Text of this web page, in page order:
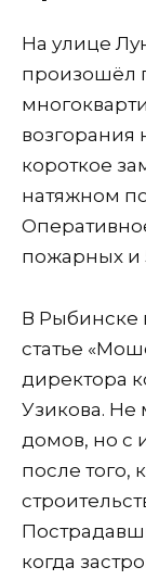
На улице
произошёл
возгорания
короткое
натяжном
пожарных и
В Рыбинске
статье
директора
Узикова. Не
домов, но с
после того,
когда